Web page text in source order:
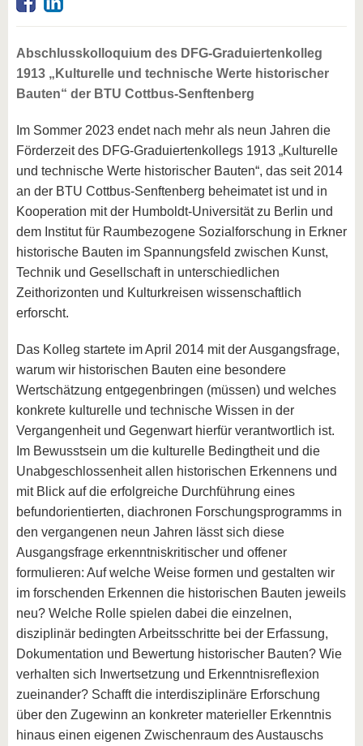
Abschlusskolloquium des DFG-Graduiertenkolleg
1913 „Kulturelle und technische Werte historischer
Bauten“ der BTU Cottbus-Senftenberg
Im Sommer 2023 endet nach mehr als neun Jahren die
Förderzeit des DFG-Graduiertenkollegs 1913 „Kulturelle
und technische Werte historischer Bauten“, das seit 2014
an der BTU Cottbus-Senftenberg beheimatet ist und in
Kooperation mit der Humboldt-Universität zu Berlin und
dem Institut für Raumbezogene Sozialforschung in Erkner
historische Bauten im Spannungsfeld zwischen Kunst,
Technik und Gesellschaft in unterschiedlichen
Zeithorizonten und Kulturkreisen wissenschaftlich
erforscht.
Das Kolleg startete im April 2014 mit der Ausgangsfrage,
warum wir historischen Bauten eine besondere
Wertschätzung entgegenbringen (müssen) und welches
konkrete kulturelle und technische Wissen in der
Vergangenheit und Gegenwart hierfür verantwortlich ist.
Im Bewusstsein um die kulturelle Bedingtheit und die
Unabgeschlossenheit allen historischen Erkennens und
mit Blick auf die erfolgreiche Durchführung eines
befundorientierten, diachronen Forschungsprogramms in
den vergangenen neun Jahren lässt sich diese
Ausgangsfrage erkenntniskritischer und offener
formulieren: Auf welche Weise formen und gestalten wir
im forschenden Erkennen die historischen Bauten jeweils
neu? Welche Rolle spielen dabei die einzelnen,
disziplinär bedingten Arbeitsschritte bei der Erfassung,
Dokumentation und Bewertung historischer Bauten? Wie
verhalten sich Inwertsetzung und Erkenntnisreflexion
zueinander? Schafft die interdisziplinäre Erforschung
über den Zugewinn an konkreter materieller Erkenntnis
hinaus einen eigenen Zwischenraum des Austauschs